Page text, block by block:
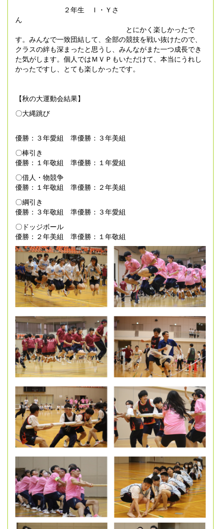
２年生 Ｉ・Ｙさ
ん
とにかく楽しかったで
す。みんなで一致団結して、全部の競技を戦い抜けたので、
クラスの絆も深まったと思うし、みんながまた一つ成長でき
た気がします。個人ではＭＶＰもいただけて、本当にうれし
かったですし、とても楽しかったです。
【秋の大運動会結果】
〇大縄跳び
優勝：３年愛組 準優勝：３年美組
〇棒引き
優勝：１年敬組 準優勝：１年愛組
〇借人・物競争
優勝：１年敬組 準優勝：２年美組
〇綱引き
優勝：３年敬組 準優勝：３年愛組
〇ドッジボール
優勝：２年美組 準優勝：１年敬組